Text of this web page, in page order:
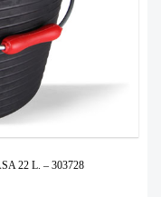
22 L. – 303728